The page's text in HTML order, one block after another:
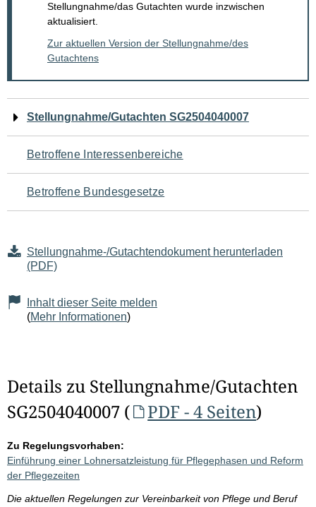
Stellungnahme/das Gutachten wurde inzwischen
aktualisiert.
Zur aktuellen Version der Stellungnahme/des
Gutachtens
Navigation
für
den
Seiteninhalt
Stellungnahme/Gutachten SG2504040007
Betroffene Interessenbereiche
Betroffene Bundesgesetze
Stellungnahme-/Gutachtendokument herunterladen
(PDF)
Inhalt dieser Seite melden
(Mehr Informationen)
Details zu Stellungnahme/Gutachten
SG2504040007 (
PDF - 4 Seiten)
Zu Regelungsvorhaben:
Einführung einer Lohnersatzleistung für Pflegephasen und Reform
der Pflegezeiten
Die aktuellen Regelungen zur Vereinbarkeit von Pflege und Beruf